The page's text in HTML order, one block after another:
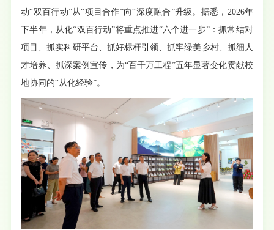
动“双百行动”从“项目合作”向“深度融合”升级。据悉，2026年
下半年，从化“双百行动”将重点推进“六个进一步”：抓常结对
项目、抓实科研平台、抓好标杆引领、抓牢绿美乡村、抓细人
才培养、抓深案例宣传，为“百千万工程”五年显著变化贡献校
地协同的“从化经验”。